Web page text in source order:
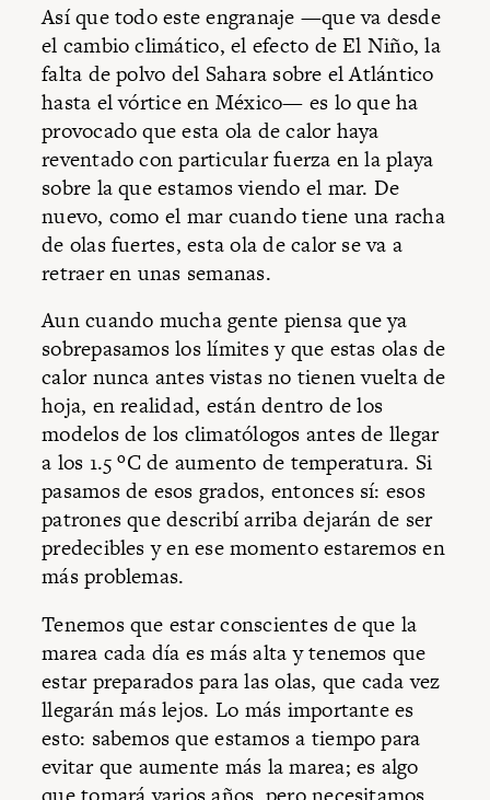
Así que todo este engranaje —que va desde
el cambio climático, el efecto de El Niño, la
falta de polvo del Sahara sobre el Atlántico
hasta el vórtice en México— es lo que ha
provocado que esta ola de calor haya
reventado con particular fuerza en la playa
sobre la que estamos viendo el mar. De
nuevo, como el mar cuando tiene una racha
de olas fuertes, esta ola de calor se va a
retraer en unas semanas.
Aun cuando mucha gente piensa que ya
sobrepasamos los límites y que estas olas de
calor nunca antes vistas no tienen vuelta de
hoja, en realidad, están dentro de los
modelos de los climatólogos antes de llegar
a los 1.5 ºC de aumento de temperatura. Si
pasamos de esos grados, entonces sí: esos
patrones que describí arriba dejarán de ser
predecibles y en ese momento estaremos en
más problemas.
Tenemos que estar conscientes de que la
marea cada día es más alta y tenemos que
estar preparados para las olas, que cada vez
llegarán más lejos. Lo más importante es
esto: sabemos que estamos a tiempo para
evitar que aumente más la marea; es algo